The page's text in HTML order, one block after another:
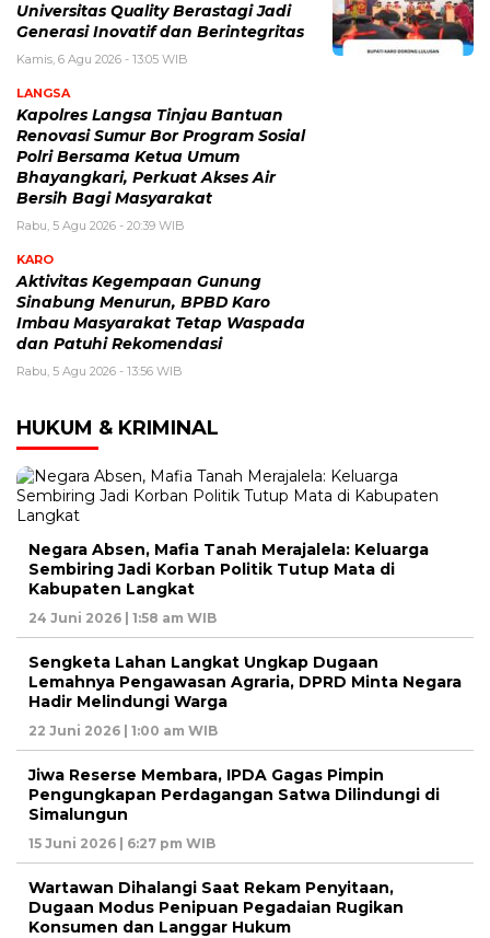
Universitas Quality Berastagi Jadi
Generasi Inovatif dan Berintegritas
Kamis, 6 Agu 2026 - 13:05 WIB
LANGSA
Kapolres Langsa Tinjau Bantuan
Renovasi Sumur Bor Program Sosial
Polri Bersama Ketua Umum
Bhayangkari, Perkuat Akses Air
Bersih Bagi Masyarakat
Rabu, 5 Agu 2026 - 20:39 WIB
KARO
Aktivitas Kegempaan Gunung
Sinabung Menurun, BPBD Karo
Imbau Masyarakat Tetap Waspada
dan Patuhi Rekomendasi
Rabu, 5 Agu 2026 - 13:56 WIB
HUKUM & KRIMINAL
Negara Absen, Mafia Tanah Merajalela: Keluarga
Sembiring Jadi Korban Politik Tutup Mata di
Kabupaten Langkat
24 Juni 2026 | 1:58 am WIB
Sengketa Lahan Langkat Ungkap Dugaan
Lemahnya Pengawasan Agraria, DPRD Minta Negara
Hadir Melindungi Warga
22 Juni 2026 | 1:00 am WIB
Jiwa Reserse Membara, IPDA Gagas Pimpin
Pengungkapan Perdagangan Satwa Dilindungi di
Simalungun
15 Juni 2026 | 6:27 pm WIB
Wartawan Dihalangi Saat Rekam Penyitaan,
Dugaan Modus Penipuan Pegadaian Rugikan
Konsumen dan Langgar Hukum